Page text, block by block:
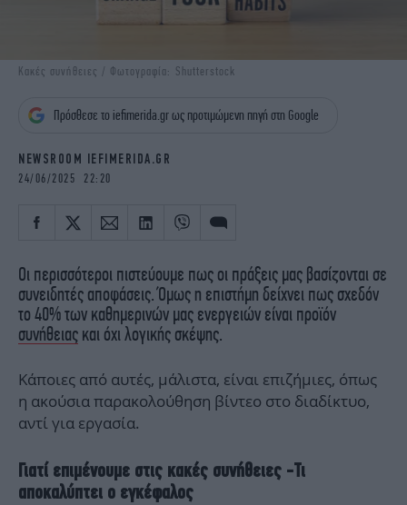
GREEN
iOPINIONS
OSCARS
THE OCEAN
Κακές συνήθειες / Φωτογραφία: Shutterstock
Πρόσθεσε το iefimerida.gr ως προτιμώμενη πηγή στη Google
NEWSROOM IEFIMERIDA.GR
24/06/2025 22:20
Οι περισσότεροι πιστεύουμε πως οι πράξεις μας βασίζονται σε
συνειδητές αποφάσεις. Όμως η επιστήμη δείχνει πως σχεδόν
το 40% των καθημερινών μας ενεργειών είναι προϊόν
συνήθειας και όχι λογικής σκέψης.
Κάποιες από αυτές, μάλιστα, είναι επιζήμιες, όπως
η ακούσια παρακολούθηση βίντεο στο διαδίκτυο,
αντί για εργασία.
Γιατί επιμένουμε στις κακές συνήθειες -Τι
αποκαλύπτει ο εγκέφαλος